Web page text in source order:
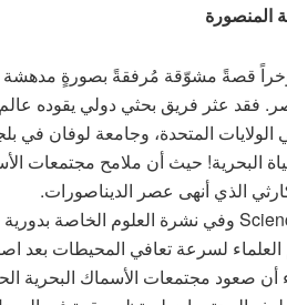
المنصورة
مؤخراً قصةً مشوّقة مُرفقةً بصورةٍ
فقد عثر فريق بحثي دولي يقوده
المتحدة، وجامعة لوفان في
البحرية! حيث أن ملامح مجتمعات
العلماء لسرعة تعافي المحيطات
العلماء أن صعود مجتمعات الأسماك